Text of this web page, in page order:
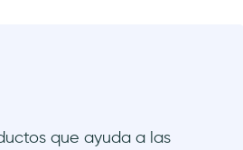
que ayuda a las